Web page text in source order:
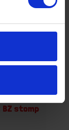
BZ stomp